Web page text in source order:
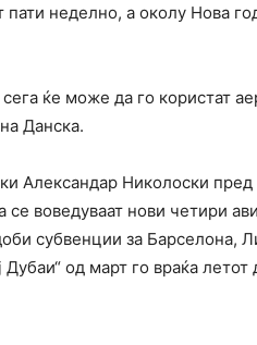
неделно, а околу Нова
ќе може да го користат
Данска.
Александар Николоски
се воведуваат нови четири
субвенции за Барселона,
Дубаи“ од март го враќа летот